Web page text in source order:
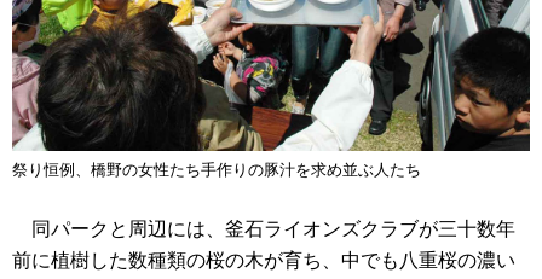
祭り恒例、橋野の女性たち手作りの豚汁を求め並ぶ人たち
同パークと周辺には、釜石ライオンズクラブが三十数年
前に植樹した数種類の桜の木が育ち、中でも八重桜の濃い